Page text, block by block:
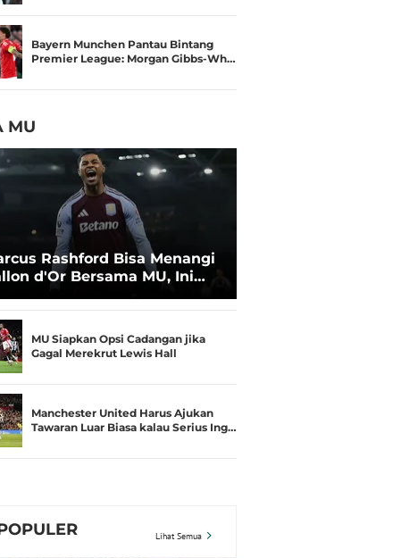
Bayern Munchen Pantau Bintang
Premier League: Morgan Gibbs-Wh…
MU
Rashford Bisa Menangi
d'Or Bersama MU, Ini
MU Siapkan Opsi Cadangan jika
Gagal Merekrut Lewis Hall
Manchester United Harus Ajukan
Tawaran Luar Biasa kalau Serius Ing…
Lihat Semua